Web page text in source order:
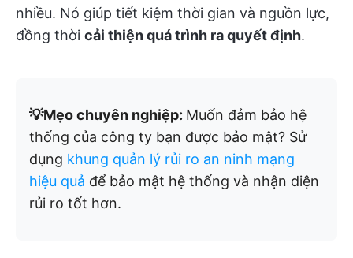
nhiều. Nó giúp tiết kiệm thời gian và nguồn lực,
đồng thời cải thiện quá trình ra quyết định.
💡Mẹo chuyên nghiệp: Muốn đảm bảo hệ
thống của công ty bạn được bảo mật? Sử
dụng khung quản lý rủi ro an ninh mạng
hiệu quả để bảo mật hệ thống và nhận diện
rủi ro tốt hơn.